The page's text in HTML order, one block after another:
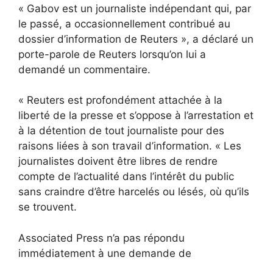
« Gabov est un journaliste indépendant qui, par
le passé, a occasionnellement contribué au
dossier d’information de Reuters », a déclaré un
porte-parole de Reuters lorsqu’on lui a
demandé un commentaire.
« Reuters est profondément attachée à la
liberté de la presse et s’oppose à l’arrestation et
à la détention de tout journaliste pour des
raisons liées à son travail d’information. « Les
journalistes doivent être libres de rendre
compte de l’actualité dans l’intérêt du public
sans craindre d’être harcelés ou lésés, où qu’ils
se trouvent.
Associated Press n’a pas répondu
immédiatement à une demande de